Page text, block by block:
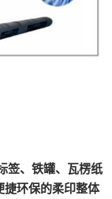
签、铁罐、瓦楞纸
捷环保的柔印整体